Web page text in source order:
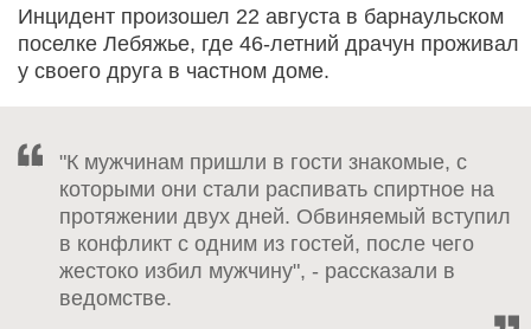
Инцидент произошел 22 августа в барнаульском
поселке Лебяжье, где 46-летний драчун проживал
у своего друга в частном доме.
"К мужчинам пришли в гости знакомые, с
которыми они стали распивать спиртное на
протяжении двух дней. Обвиняемый вступил
в конфликт с одним из гостей, после чего
жестоко избил мужчину", - рассказали в
ведомстве.